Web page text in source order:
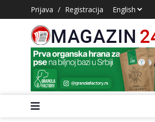
Prijava / Registracija